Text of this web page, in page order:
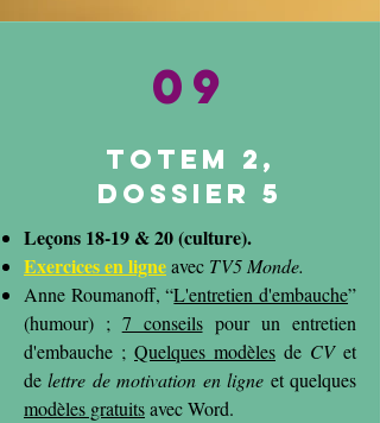
09
Totem 2,
dossier 5
Leçons 18-19 & 20 (culture).
Exercices en ligneavec TV5 Monde.
Anne Roumanoff, “L'entretien d'embauche”
(humour) ; 7 conseilspour un entretien
d'embauche ; Quelques modèles de CVet
delettre de motivation en ligne et quelques
modèles gratuitsavec Word.